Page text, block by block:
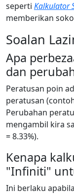
seperti Kalkulator
memberikan
Soalan
Apa
dan
Peratusan poin
peratusan
Perubahan
mengambil kira
= 8.33%).
Kenapa
"Infiniti"
Ini berlaku